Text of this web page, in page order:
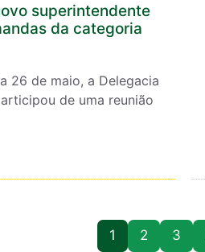
superintendente
da categoria
26 de maio, a Delegacia
de uma reunião
1 2 3